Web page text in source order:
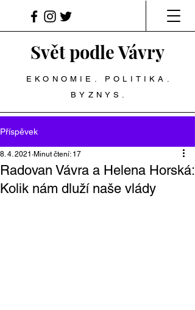
Svět podle Vávry
EKONOMIE. POLITIKA.
BYZNYS.
Příspěvek
Radovan Vávra a Helena Horská:
Kolik nám dluží naše vlády
8. 4. 2021 Minut čtení: 17